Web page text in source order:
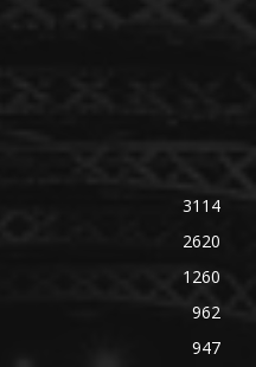
3114
2620
1260
962
947